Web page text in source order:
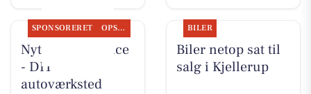
SPONSORERET OPSLAGSTAVLEN
Nyt fra Rs-Service
- DIT
autoværksted
BILER
Biler netop sat til
salg i Kjellerup